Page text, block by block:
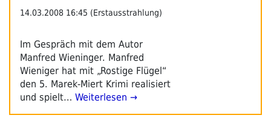
14.03.2008 16:45 (Erstausstrahlung)
Im Gespräch mit dem Autor
Manfred Wieninger. Manfred
Wieniger hat mit „Rostige Flügel“
den 5. Marek-Miert Krimi realisiert
und spielt… Weiterlesen →